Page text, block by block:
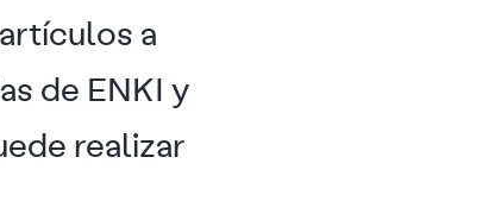
a
de ENKI y
realizar